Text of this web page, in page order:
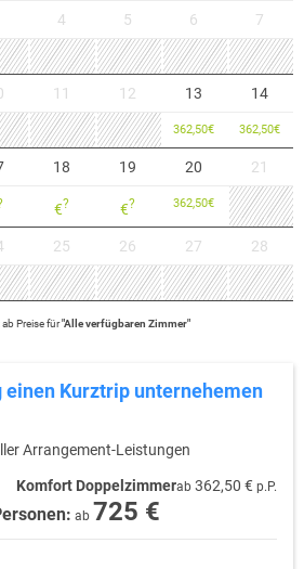
4 5 6 7
11 12 13
362,50€
14
362,50€
18
€?
19
€?
20
362,50€
21
25 26 27 28
ab Preise für"Alle verfügbaren Zimmer"
Kurztrip unternehemen
Arrangement-Leistungen
Komfort Doppelzimmerab 362,50 € p.P.
ab 725 €